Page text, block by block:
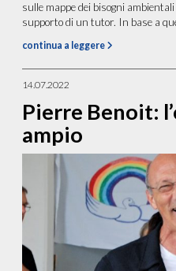
sulle mappe dei bisogni
supporto di un tutor. In base a
continua a leggere
14.07.2022
Pierre Benoit:
ampio